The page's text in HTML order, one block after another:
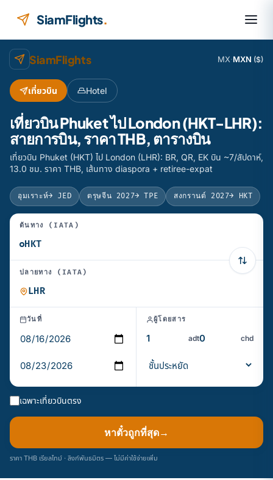
SiamFlights.
SiamFlights MX·MXN ($)
เที่ยวบิน Hotel
เที่ยวบิน Phuket ไป London (HKT-LHR):
สายการบิน, ราคา THB, ตารางบิน
เที่ยวบิน Phuket (HKT) ไป London (LHR): BR, QR, EK บิน ~7/สัปดาห์,
13.0 ชม. ราคา THB, เส้นทาง diaspora + retiree-expat
อุมเราะห์→ JED ตรุษจีน 2027→ TPE สงกรานต์ 2027→ HKT
ต้นทาง (IATA)
ปลายทาง (IATA)
วันที่ ผู้โดยสาร
adt chd
เฉพาะเที่ยวบินตรง
หาตั๋วถูกที่สุด→
ราคา THB เรียลไทม์ · ลิงก์พันธมิตร — ไม่มีค่าใช้จ่ายเพิ่ม